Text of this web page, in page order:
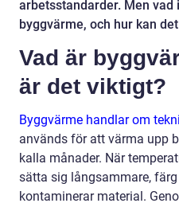
arbetsstandarder. Men vad
byggvärme, och hur kan
Vad är
är det viktigt?
Byggvärme handlar om
används för att värma upp
kalla månader. När
sätta sig långsammare,
kontaminerar material.